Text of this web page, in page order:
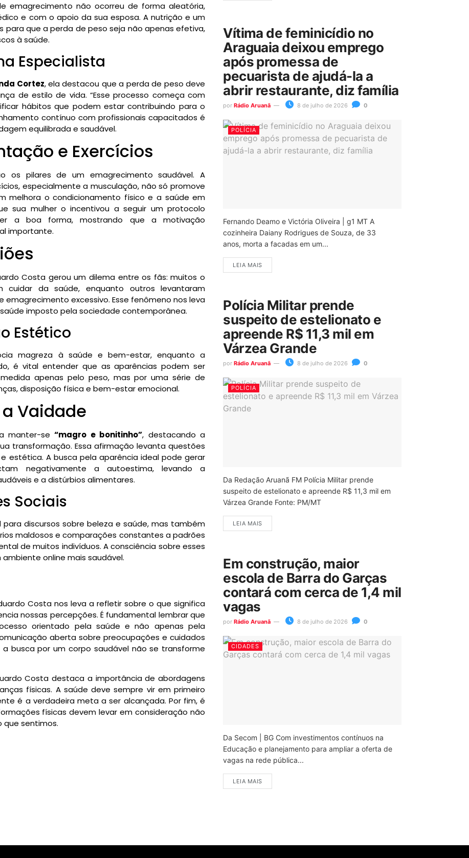
emagrecimento não ocorreu de forma aleatória,
e com o apoio da sua esposa. A nutrição e um
para que a perda de peso seja não apenas efetiva,
à saúde.
Especialista
Cortez, ela destacou que a perda de peso deve
de estilo de vida. “Esse processo começa com
hábitos que podem estar contribuindo para o
contínuo com profissionais capacitados é
equilibrada e saudável.
e Exercícios
os pilares de um emagrecimento saudável. A
especialmente a musculação, não só promove
melhora o condicionamento físico e a saúde em
sua mulher o incentivou a seguir um protocolo
a boa forma, mostrando que a motivação
importante.
Costa gerou um dilema entre os fãs: muitos o
cuidar da saúde, enquanto outros levantaram
emagrecimento excessivo. Esse fenômeno nos leva
imposto pela sociedade contemporânea.
Estético
magreza à saúde e bem-estar, enquanto a
é vital entender que as aparências podem ser
apenas pelo peso, mas por uma série de
disposição física e bem-estar emocional.
Vaidade
manter-se“magro e bonitinho”, destacando a
transformação. Essa afirmação levanta questões
estética. A busca pela aparência ideal pode gerar
negativamente a autoestima, levando a
e a distúrbios alimentares.
Sociais
discursos sobre beleza e saúde, mas também
maldosos e comparações constantes a padrões
de muitos indivíduos. A consciência sobre esses
online mais saudável.
Costa nos leva a refletir sobre o que significa
nossas percepções. É fundamental lembrar que
orientado pela saúde e não apenas pela
aberta sobre preocupações e cuidados
busca por um corpo saudável não se transforme
Costa destaca a importância de abordagens
físicas. A saúde deve sempre vir em primeiro
é a verdadeira meta a ser alcançada. Por fim, é
físicas devem levar em consideração não
que sentimos.
Vítima de feminicídio no
Araguaia deixou emprego
após promessa de
pecuarista de ajudá-la a
abrir restaurante, diz família
por Rádio Aruanã 8 de julho de 2026 0
POLÍCIA
Fernando Deamo e Victória Oliveira | g1 MT A
cozinheira Daiany Rodrigues de Souza, de 33
anos, morta a facadas em um...
LEIA MAIS
Polícia Militar prende
suspeito de estelionato e
apreende R$ 11,3 mil em
Várzea Grande
por Rádio Aruanã 8 de julho de 2026 0
POLÍCIA
Da Redação Aruanã FM Polícia Militar prende
suspeito de estelionato e apreende R$ 11,3 mil em
Várzea Grande Fonte: PM/MT
LEIA MAIS
Em construção, maior
escola de Barra do Garças
contará com cerca de 1,4 mil
vagas
por Rádio Aruanã 8 de julho de 2026 0
CIDADES
Da Secom | BG Com investimentos contínuos na
Educação e planejamento para ampliar a oferta de
vagas na rede pública...
LEIA MAIS